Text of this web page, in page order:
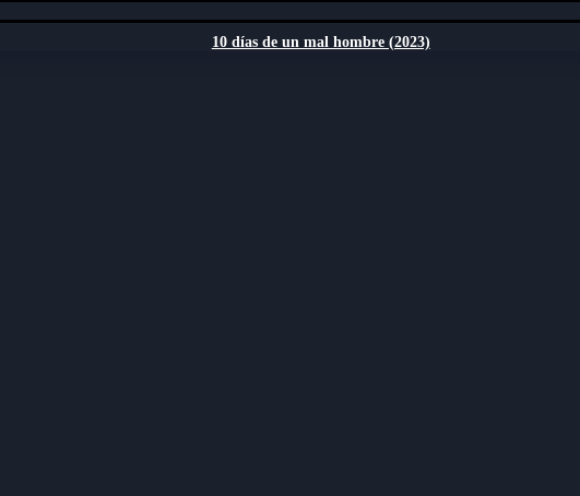
10 días de un mal hombre (2023)